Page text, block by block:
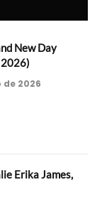
New Day
de 2026
Erika James,